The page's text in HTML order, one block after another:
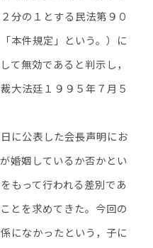
分の１とする民法第９０
本件規定」という。）に
て無効であると判示し，
大法廷１９９５年７月５
に公表した会長声明にお
婚姻しているか否かとい
もって行われる差別であ
とを求めてきた。今回の
になかったという，子に